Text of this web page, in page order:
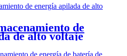
de
de alto voltaje